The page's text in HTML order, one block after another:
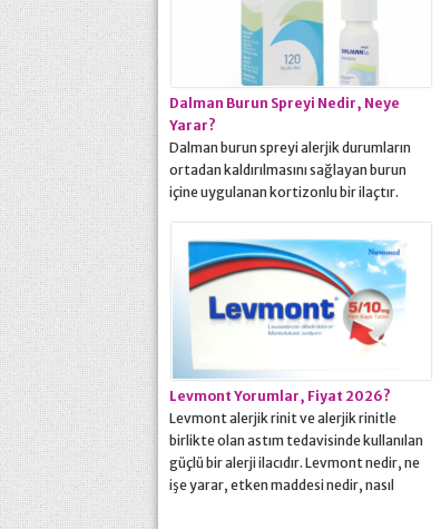
gibi üst solunum yollarının akut
enfeksiyonlarında ve alerji hastalıklarında
ortaya çıkan ağrı, ateş, hapşırma,...
Dalman Burun Spreyi Nedir, Neye
Yarar?
Dalman burun spreyi alerjik durumların
ortadan kaldırılmasını sağlayan burun
içine uygulanan kortizonlu bir ilaçtır.
nasıl kullanılır, etken maddesi, yan
etkileri, muadili, fiyatı gibi tüm soruların
cevapları yazımızda. Dalman Burun
Spreyi Nedir? Alerji kaynaklı aksırma,
kaşıntı, burun akıntısı, tıkalı burun, göz ve
burun çevresinde basınç ve ağrı...
Levmont Yorumlar, Fiyat 2026?
Levmont alerjik rinit ve alerjik rinitle
birlikte olan astım tedavisinde kullanılan
güçlü bir alerji ilacıdır. Levmont nedir, ne
işe yarar, etken maddesi nedir, nasıl